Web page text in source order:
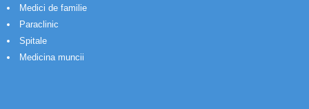
Medici de familie
Paraclinic
Spitale
Medicina muncii